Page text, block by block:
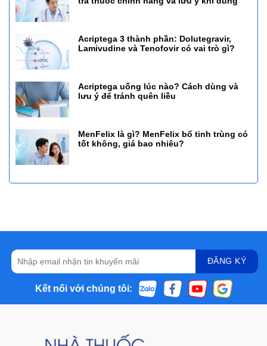
Acriptega 3 thành phần: Dolutegravir,
Lamivudine và Tenofovir có vai trò gì?
Acriptega uống lúc nào? Cách dùng và
lưu ý để tránh quên liều
MenFelix là gì? MenFelix bổ tinh trùng có
tốt không, giá bao nhiêu?
Kết nối với chúng tôi: